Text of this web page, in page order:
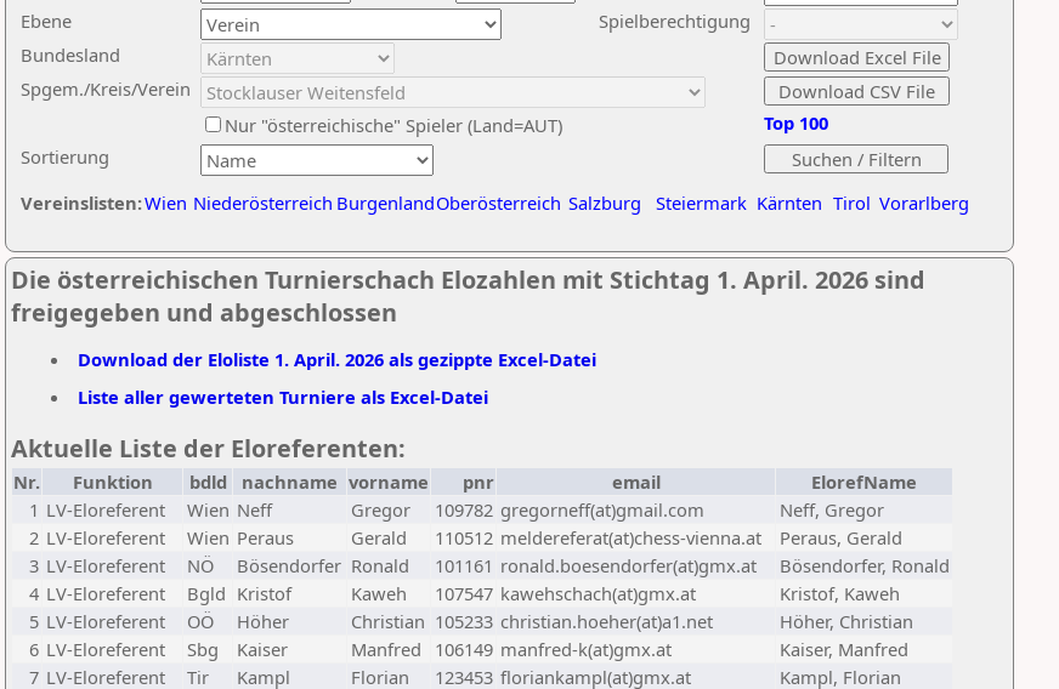
Ebene
Sortierung
Bundesland
Spgem./Kreis/Verein
Nur "österreichische" Spieler (Land=AUT)
Spielberechtigung
Vereinslisten:Wien Niederösterreich BurgenlandOberösterreich Salzburg Steiermark Kärnten Tirol Vorarlberg
Top 100
Die österreichischen Turnierschach Elozahlen mit Stichtag 1. April. 2026 sind
freigegeben und abgeschlossen
Download der Eloliste 1. April. 2026 als gezippte Excel-Datei
Liste aller gewerteten Turniere als Excel-Datei
Aktuelle Liste der Eloreferenten:
Nr. Funktion bdld nachname vorname pnr email
ElorefName
1 LV-Eloreferent Wien Neff Gregor 109782 gregorneff(at)gmail.com
Neff, Gregor
2 LV-Eloreferent Wien Peraus Gerald 110512 meldereferat(at)chess-vienna.at
Peraus, Gerald
3 LV-Eloreferent NÖ Bösendorfer Ronald 101161 ronald.boesendorfer(at)gmx.at
Bösendorfer, Ronald
4 LV-Eloreferent Bgld Kristof Kaweh 107547 kawehschach(at)gmx.at
Kristof, Kaweh
5 LV-Eloreferent OÖ Höher Christian 105233 christian.hoeher(at)a1.net
Höher, Christian
6 LV-Eloreferent Sbg Kaiser Manfred 106149 manfred-k(at)gmx.at
Kaiser, Manfred
7 LV-Eloreferent Tir Kampl Florian 123453 floriankampl(at)gmx.at Kampl, Florian